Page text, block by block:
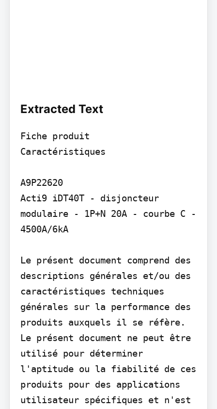
Extracted Text
Fiche produit
Caractéristiques
A9P22620
Acti9 iDT40T - disjoncteur
modulaire - 1P+N 20A - courbe C -
4500A/6kA
Le présent document comprend des
descriptions générales et/ou des
caractéristiques techniques
générales sur la performance des
produits auxquels il se réfère.
Le présent document ne peut être
utilisé pour déterminer
l'aptitude ou la fiabilité de ces
produits pour des applications
utilisateur spécifiques et n'est